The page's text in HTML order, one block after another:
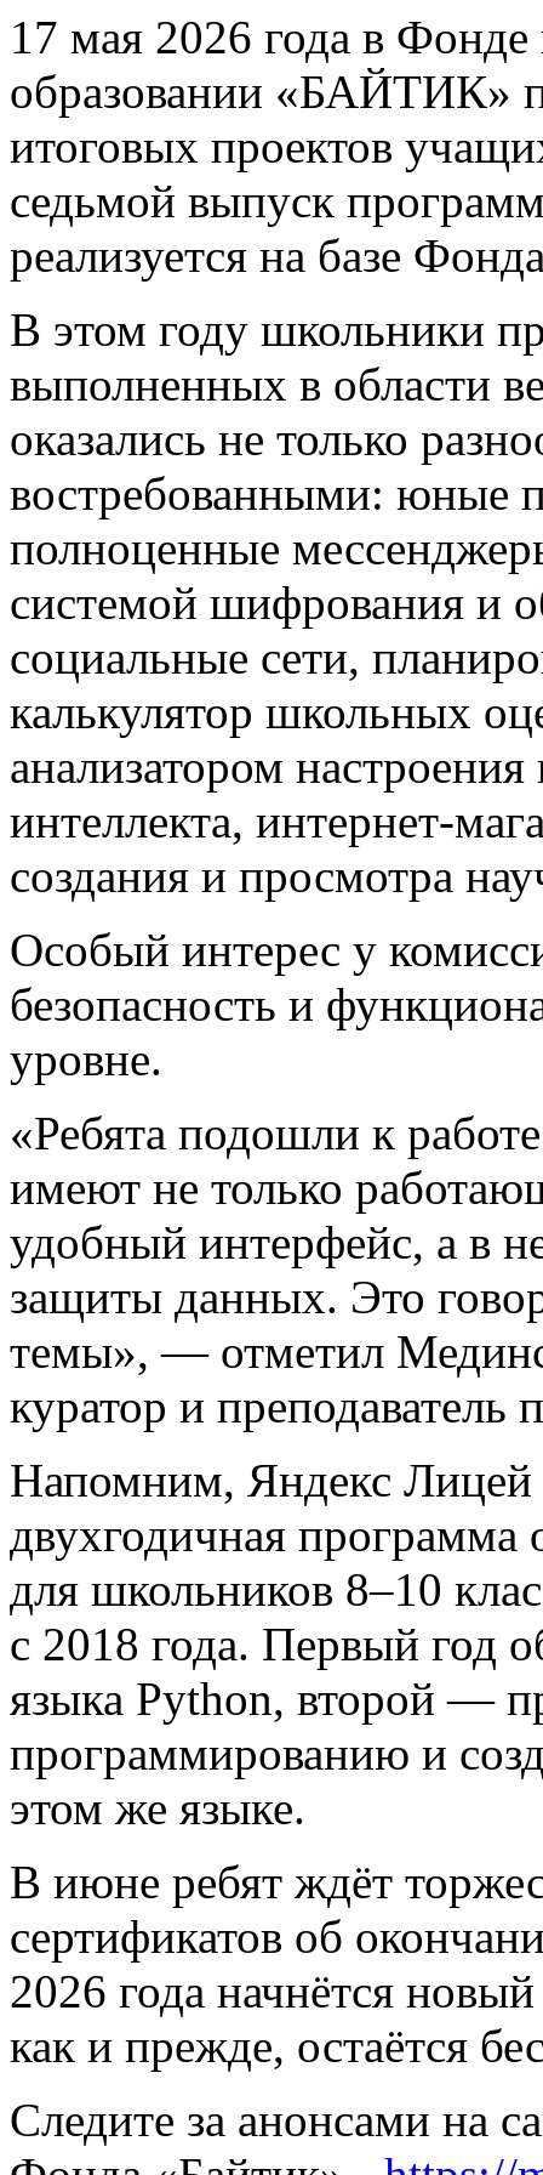
17 мая 2026 года в
образовании «БАЙТИК»
итоговых проектов
седьмой выпуск
реализуется на базе
В этом году школьники
выполненных в области
оказались не только
востребованными: юные
полноценные
системой шифрования и
социальные сети,
калькулятор школьных
анализатором
интеллекта, интернет-
создания и просмотра
Особый интерес у
безопасность и
уровне.
«Ребята подошли к
имеют не только
удобный интерфейс, а в
защиты данных. Это
темы», — отметил
куратор и преподаватель
Напомним, Яндекс Лицей
двухгодичная
для школьников 8–10
с 2018 года. Первый год
языка Python, второй —
программированию и
этом же языке.
В июне ребят ждёт
сертификатов об
2026 года начнётся
как и прежде, остаётся
Следите за анонсами на